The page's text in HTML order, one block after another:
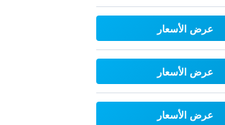
عرض الأسعار
عرض الأسعار
عرض الأسعار